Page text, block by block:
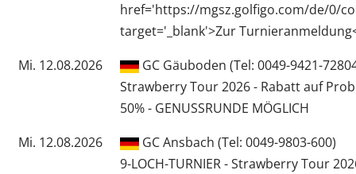
href='https://mgsz.golfigo.com/de/0/
target='_blank'>Zur
Mi. 12.08.2026
GC Gäuboden (Tel: 0049-9421-
Strawberry Tour 2026 - Rabatt auf
50% - GENUSSRUNDE MÖGLICH
Mi. 12.08.2026
GC Ansbach (Tel: 0049-9803-600)
9-LOCH-TURNIER - Strawberry Tour